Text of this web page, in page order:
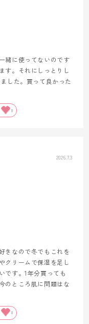
緒に使ってないのです
す。それにしっとりし
した。買って良かった
0
2026.7.3
きなので冬でもこれを
クリームで保湿を足し
です。1年分買っても
のところ肌に問題はな
0